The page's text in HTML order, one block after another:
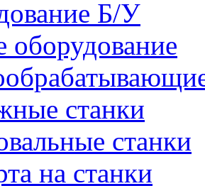
Б/У
оборудование
станки
станки
на станки